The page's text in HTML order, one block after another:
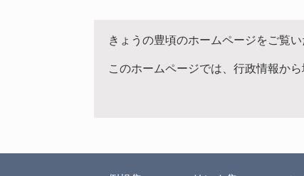
きょうの豊頃のホームページをご覧
このホームページでは、行政情報か